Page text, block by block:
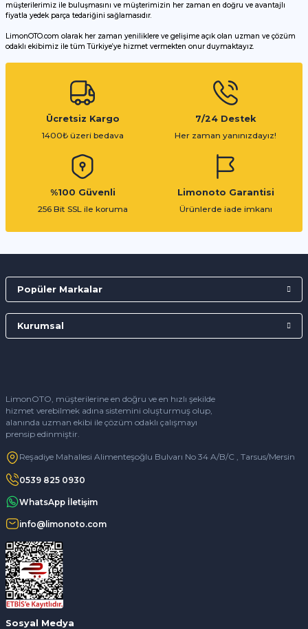
müşterilerimiz ile buluşmasını ve müşterimizin her zaman en doğru ve avantajlı
fiyatla yedek parça tedariğini sağlamasıdır.
LimonOTO.com olarak her zaman yeniliklere ve gelişime açık olan uzman ve çözüm
odaklı ekibimiz ile tüm Türkiye’ye hizmet vermekten onur duymaktayız.
Ücretsiz Kargo
1400₺ üzeri bedava
7/24 Destek
Her zaman yanınızdayız!
%100 Güvenli
256 Bit SSL ile koruma
Limonoto Garantisi
Ürünlerde iade imkanı
LimonOTO, müşterilerine en doğru ve en hızlı şekilde
hizmet verebilmek adına sistemini oluşturmuş olup,
alanında uzman ekibi ile çözüm odaklı çalışmayı
prensip edinmiştir.
Reşadiye Mahallesi Alimenteşoğlu Bulvarı No 34 A/B/C , Tarsus/Mersin
0539 825 0930
WhatsApp İletişim
info@limonoto.com
Popüler Markalar
Kurumsal
Sosyal Medya